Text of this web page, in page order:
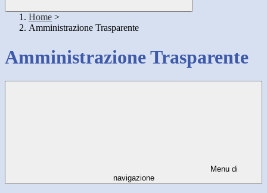
Home >
Amministrazione Trasparente
Amministrazione Trasparente
Menu di
navigazione